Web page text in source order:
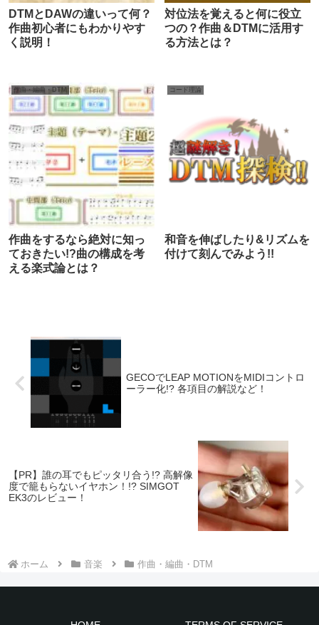
DTMとDAWの違いって何？
作曲初心者にもわかりやす
く説明！
対位法を覚えると何に役立
つの？作曲＆DTMに活用す
る方法とは？
作曲・編曲・DTM
作曲をするなら絶対に知っ
ておきたい!?曲の構成を考
える楽式論とは？
コード理論
和音を伸ばしたり&リズムを
付けて刻んでみよう!!
GECOでLEAP MOTIONをMIDIコントロ
ーラー化!? 各項目の解説など！
【PR】誰の耳でもピッタリ合う!? 高解像
度で籠もらないイヤホン！!? SIMGOT
EK3のレビュー！
ホーム 音楽 作曲・編曲・DTM